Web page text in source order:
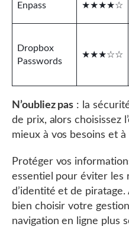
Enpass ★★★★☆
Dropbox
Passwords
★★★☆☆
N’oubliez pas : la
de prix, alors choisissez
mieux à vos besoins et
Protéger vos
essentiel pour éviter les
d’identité et de
bien choisir votre
navigation en ligne plus